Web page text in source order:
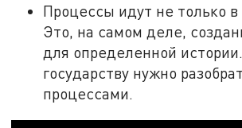
Процессы идут не только в
Это, на самом деле,
для определенной
государству нужно
процессами.